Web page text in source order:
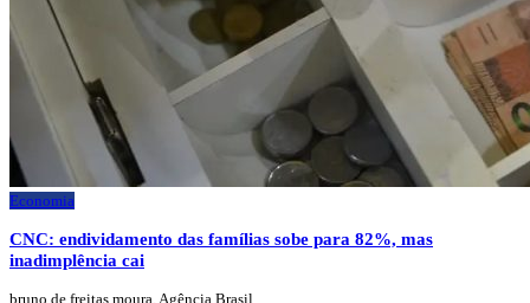
Economia
CNC: endividamento das famílias sobe para 82%, mas
inadimplência cai
bruno de freitas moura, Agência Brasil